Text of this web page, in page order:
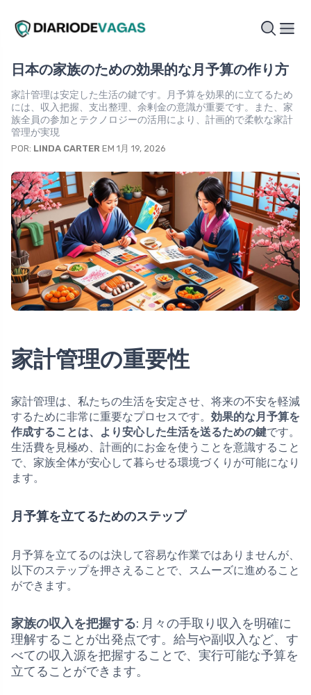
日本の家族のための効果的な月予算の作り方
家計管理は安定した生活の鍵です。月予算を効果的に立てるため
には、収入把握、支出整理、余剰金の意識が重要です。また、家
族全員の参加とテクノロジーの活用により、計画的で柔軟な家計
管理が実現
POR: LINDA CARTER EM 1月 19, 2026
家計管理の重要性
家計管理は、私たちの生活を安定させ、将来の不安を軽減
するために非常に重要なプロセスです。 効果的な月予算を
作成することは、より安心した生活を送るための鍵です。
生活費を見極め、計画的にお金を使うことを意識すること
で、家族全体が安心して暮らせる環境づくりが可能になり
ます。
月予算を立てるためのステップ
月予算を立てるのは決して容易な作業ではありませんが、
以下のステップを押さえることで、スムーズに進めること
ができます。
家族の収入を把握する: 月々の手取り収入を明確に
理解することが出発点です。給与や副収入など、す
べての収入源を把握することで、実行可能な予算を
立てることができます。